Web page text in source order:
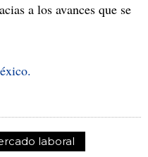
a los avances que se
laboral